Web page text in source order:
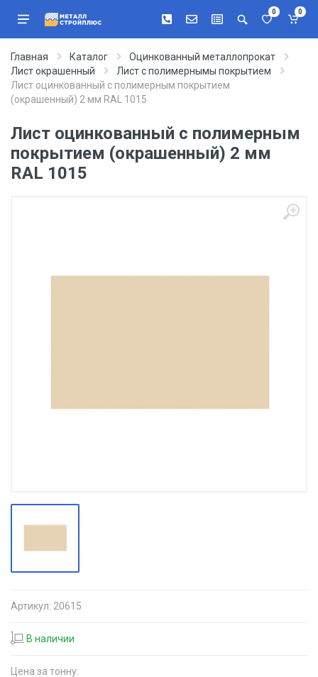
0 0
Главная Каталог
Оцинкованный металлопрокат
Лист окрашенный
Лист с полимернымы покрытием
Лист оцинкованный с полимерным покрытием
(окрашенный) 2 мм RAL 1015
Лист оцинкованный с полимерным
покрытием (окрашенный) 2 мм
RAL 1015
Артикул: 20615
В наличии
Цена за тонну: